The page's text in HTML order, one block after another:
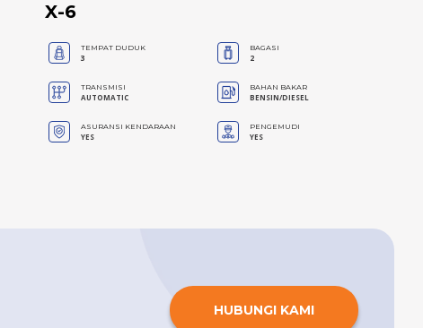
X-6
TEMPAT DUDUK
3
BAGASI
2
TRANSMISI
AUTOMATIC
BAHAN BAKAR
BENSIN/DIESEL
ASURANSI KENDARAAN
YES
PENGEMUDI
YES
HUBUNGI KAMI